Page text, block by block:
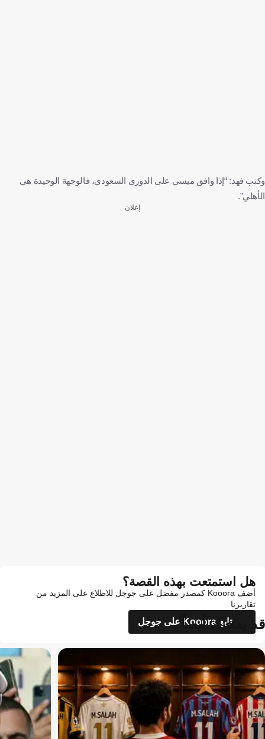
وكتب فهد: “إذا وافق ميسي على الدوري السعودي، فالوجهة الوحيدة هي
الأهلي”.
إعلان
هل استمتعت بهذه القصة؟
أضف Kooora كمصدر مفضل على جوجل للاطلاع على المزيد من
تقاريرنا
تابع Kooora على جوجل
قد يعجبك أيضاً